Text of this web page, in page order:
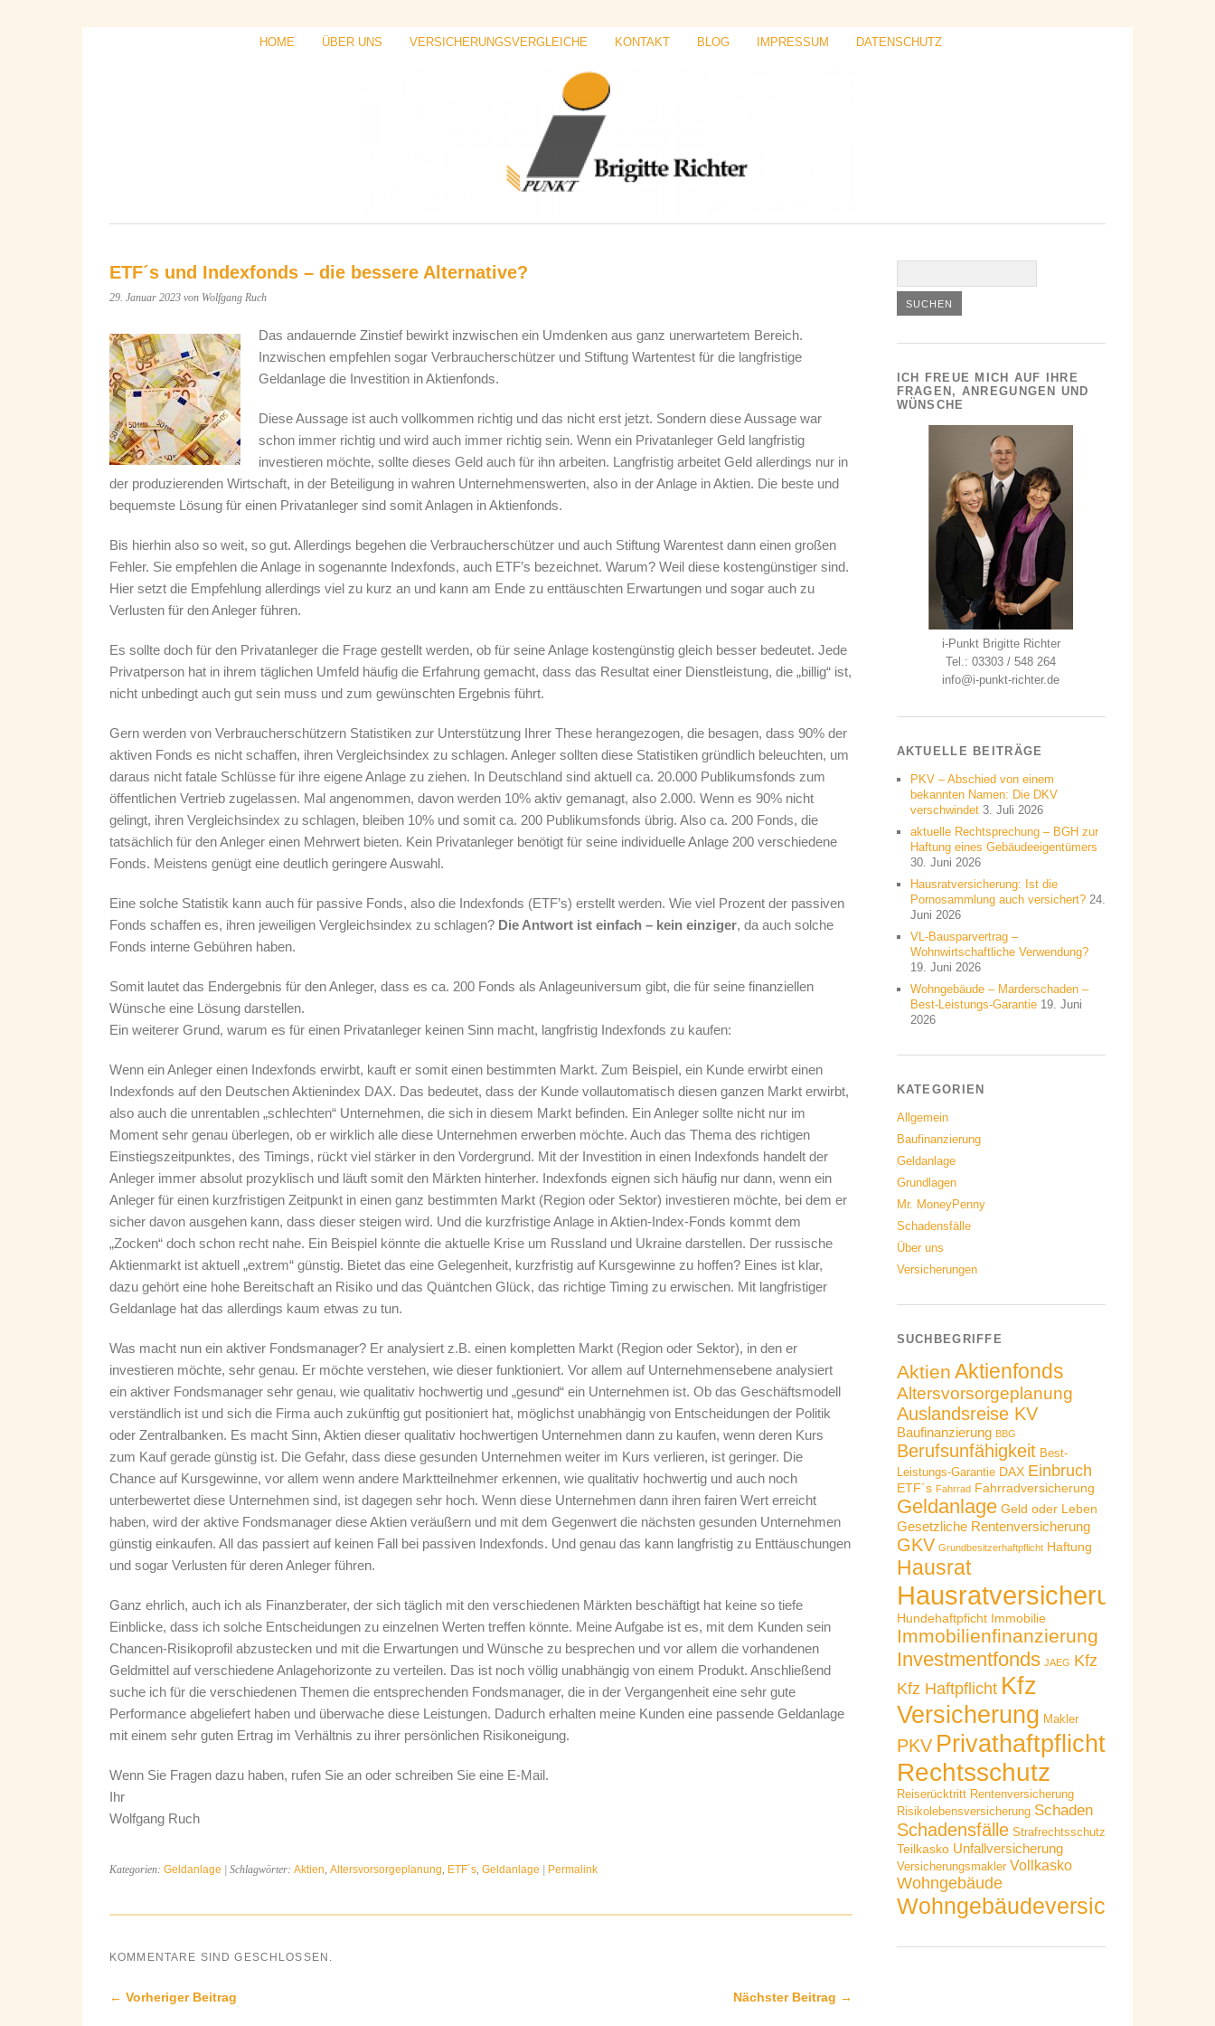
HOME ÜBER UNS VERSICHERUNGSVERGLEICHE KONTAKT BLOG IMPRESSUM DATENSCHUTZ
ETF´s und Indexfonds – die bessere Alternative?
29. Januar 2023 von Wolfgang Ruch
Das andauernde Zinstief bewirkt inzwischen ein Umdenken aus ganz unerwartetem Bereich.
Inzwischen empfehlen sogar Verbraucherschützer und Stiftung Wartentest für die langfristige
Geldanlage die Investition in Aktienfonds.
Diese Aussage ist auch vollkommen richtig und das nicht erst jetzt. Sondern diese Aussage war
schon immer richtig und wird auch immer richtig sein. Wenn ein Privatanleger Geld langfristig
investieren möchte, sollte dieses Geld auch für ihn arbeiten. Langfristig arbeitet Geld allerdings nur in
der produzierenden Wirtschaft, in der Beteiligung in wahren Unternehmenswerten, also in der Anlage in Aktien. Die beste und
bequemste Lösung für einen Privatanleger sind somit Anlagen in Aktienfonds.
Bis hierhin also so weit, so gut. Allerdings begehen die Verbraucherschützer und auch Stiftung Warentest dann einen großen
Fehler. Sie empfehlen die Anlage in sogenannte Indexfonds, auch ETF’s bezeichnet. Warum? Weil diese kostengünstiger sind.
Hier setzt die Empfehlung allerdings viel zu kurz an und kann am Ende zu enttäuschten Erwartungen und sogar auch zu
Verlusten für den Anleger führen.
Es sollte doch für den Privatanleger die Frage gestellt werden, ob für seine Anlage kostengünstig gleich besser bedeutet. Jede
Privatperson hat in ihrem täglichen Umfeld häufig die Erfahrung gemacht, dass das Resultat einer Dienstleistung, die „billig“ ist,
nicht unbedingt auch gut sein muss und zum gewünschten Ergebnis führt.
Gern werden von Verbraucherschützern Statistiken zur Unterstützung Ihrer These herangezogen, die besagen, dass 90% der
aktiven Fonds es nicht schaffen, ihren Vergleichsindex zu schlagen. Anleger sollten diese Statistiken gründlich beleuchten, um
daraus nicht fatale Schlüsse für ihre eigene Anlage zu ziehen. In Deutschland sind aktuell ca. 20.000 Publikumsfonds zum
öffentlichen Vertrieb zugelassen. Mal angenommen, davon werden 10% aktiv gemanagt, also 2.000. Wenn es 90% nicht
gelingt, ihren Vergleichsindex zu schlagen, bleiben 10% und somit ca. 200 Publikumsfonds übrig. Also ca. 200 Fonds, die
tatsächlich für den Anleger einen Mehrwert bieten. Kein Privatanleger benötigt für seine individuelle Anlage 200 verschiedene
Fonds. Meistens genügt eine deutlich geringere Auswahl.
Eine solche Statistik kann auch für passive Fonds, also die Indexfonds (ETF’s) erstellt werden. Wie viel Prozent der passiven
Fonds schaffen es, ihren jeweiligen Vergleichsindex zu schlagen? Die Antwort ist einfach – kein einziger, da auch solche
Fonds interne Gebühren haben.
Somit lautet das Endergebnis für den Anleger, dass es ca. 200 Fonds als Anlageuniversum gibt, die für seine finanziellen
Wünsche eine Lösung darstellen.
Ein weiterer Grund, warum es für einen Privatanleger keinen Sinn macht, langfristig Indexfonds zu kaufen:
Wenn ein Anleger einen Indexfonds erwirbt, kauft er somit einen bestimmten Markt. Zum Beispiel, ein Kunde erwirbt einen
Indexfonds auf den Deutschen Aktienindex DAX. Das bedeutet, dass der Kunde vollautomatisch diesen ganzen Markt erwirbt,
also auch die unrentablen „schlechten“ Unternehmen, die sich in diesem Markt befinden. Ein Anleger sollte nicht nur im
Moment sehr genau überlegen, ob er wirklich alle diese Unternehmen erwerben möchte. Auch das Thema des richtigen
Einstiegszeitpunktes, des Timings, rückt viel stärker in den Vordergrund. Mit der Investition in einen Indexfonds handelt der
Anleger immer absolut prozyklisch und läuft somit den Märkten hinterher. Indexfonds eignen sich häufig nur dann, wenn ein
Anleger für einen kurzfristigen Zeitpunkt in einen ganz bestimmten Markt (Region oder Sektor) investieren möchte, bei dem er
sicher davon ausgehen kann, dass dieser steigen wird. Und die kurzfristige Anlage in Aktien-Index-Fonds kommt dem
„Zocken“ doch schon recht nahe. Ein Beispiel könnte die aktuelle Krise um Russland und Ukraine darstellen. Der russische
Aktienmarkt ist aktuell „extrem“ günstig. Bietet das eine Gelegenheit, kurzfristig auf Kursgewinne zu hoffen? Eines ist klar,
dazu gehört eine hohe Bereitschaft an Risiko und das Quäntchen Glück, das richtige Timing zu erwischen. Mit langfristiger
Geldanlage hat das allerdings kaum etwas zu tun.
Was macht nun ein aktiver Fondsmanager? Er analysiert z.B. einen kompletten Markt (Region oder Sektor), in den er
investieren möchte, sehr genau. Er möchte verstehen, wie dieser funktioniert. Vor allem auf Unternehmensebene analysiert
ein aktiver Fondsmanager sehr genau, wie qualitativ hochwertig und „gesund“ ein Unternehmen ist. Ob das Geschäftsmodell
verständlich ist und sich die Firma auch zukünftig gut positioniert hat, möglichst unabhängig von Entscheidungen der Politik
oder Zentralbanken. Es macht Sinn, Aktien dieser qualitativ hochwertigen Unternehmen dann zu kaufen, wenn deren Kurs
zum Kauf gerade günstig ist. Die Gefahr, dass diese gesunden Unternehmen weiter im Kurs verlieren, ist geringer. Die
Chance auf Kursgewinne, vor allem wenn andere Marktteilnehmer erkennen, wie qualitativ hochwertig und auch noch
unterbewertet diese Unternehmen sind, ist dagegen sehr hoch. Wenn diese Unternehmen dann ihren fairen Wert erreicht
haben, wird der aktive Fondsmanager diese Aktien veräußern und mit dem Gegenwert die nächsten gesunden Unternehmen
günstig einkaufen. All das passiert auf keinen Fall bei passiven Indexfonds. Und genau das kann langfristig zu Enttäuschungen
und sogar Verlusten für deren Anleger führen.
Ganz ehrlich, auch ich als Finanzberater, der sich täglich mit den verschiedenen Märkten beschäftigt hat keine so tiefe
Einblicke, dass ich solche Entscheidungen zu einzelnen Werten treffen könnte. Meine Aufgabe ist es, mit dem Kunden sein
Chancen-Risikoprofil abzustecken und mit die Erwartungen und Wünsche zu besprechen und vor allem die vorhandenen
Geldmittel auf verschiedene Anlagehorizonte zu verteilen. Das ist noch völlig unabhängig von einem Produkt. Anschließend
suche ich für die verschiedenen Themen die entsprechenden Fondsmanager, die in der Vergangenheit eine sehr gute
Performance abgeliefert haben und überwache diese Leistungen. Dadurch erhalten meine Kunden eine passende Geldanlage
mit einem sehr guten Ertrag im Verhältnis zu ihrer persönlichen Risikoneigung.
Wenn Sie Fragen dazu haben, rufen Sie an oder schreiben Sie eine E-Mail.
Ihr
Wolfgang Ruch
Kategorien: Geldanlage | Schlagwörter: Aktien, Altersvorsorgeplanung, ETF´s, Geldanlage Permalink
KOMMENTARE SIND GESCHLOSSEN.
← Vorheriger Beitrag Nächster Beitrag →
ICH FREUE MICH AUF IHRE
FRAGEN, ANREGUNGEN UND
WÜNSCHE
i-Punkt Brigitte Richter
Tel.: 03303 / 548 264
info@i-punkt-richter.de
AKTUELLE BEITRÄGE
PKV – Abschied von einem
bekannten Namen: Die DKV
verschwindet 3. Juli 2026
aktuelle Rechtsprechung – BGH zur
Haftung eines Gebäudeeigentümers
30. Juni 2026
Hausratversicherung: Ist die
Pornosammlung auch versichert? 24.
Juni 2026
VL-Bausparvertrag –
Wohnwirtschaftliche Verwendung?
19. Juni 2026
Wohngebäude – Marderschaden –
Best-Leistungs-Garantie 19. Juni
2026
KATEGORIEN
Allgemein
Baufinanzierung
Geldanlage
Grundlagen
Mr. MoneyPenny
Schadensfälle
Über uns
Versicherungen
SUCHBEGRIFFE
Aktien Aktienfonds
Altersvorsorgeplanung
Auslandsreise KV
Baufinanzierung BBG
Berufsunfähigkeit Best-
Leistungs-Garantie DAX Einbruch
ETF´s Fahrrad Fahrradversicherung
Geldanlage Geld oder Leben
Gesetzliche Rentenversicherung
GKV Grundbesitzerhaftpflicht Haftung
Hausrat
Hausratversicherung
Hundehaftpficht Immobilie
Immobilienfinanzierung
Investmentfonds JAEG Kfz
Kfz Haftpflicht Kfz
Versicherung Makler
PKV Privathaftpflicht
Rechtsschutz
Reiserücktritt Rentenversicherung
Risikolebensversicherung Schaden
Schadensfälle Strafrechtsschutz
Teilkasko Unfallversicherung
Versicherungsmakler Vollkasko
Wohngebäude
Wohngebäudeversicherung